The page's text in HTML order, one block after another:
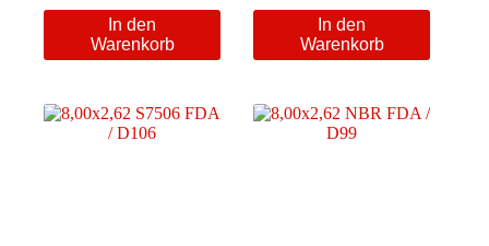
In den
Warenkorb
In den
Warenkorb